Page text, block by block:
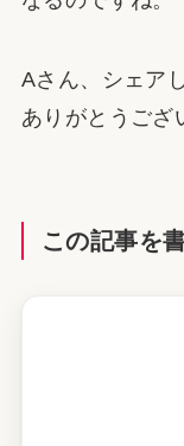
Aさん、シェア
ありがとうござ
この記事を